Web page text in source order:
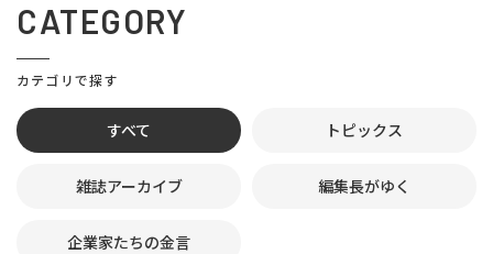
CATEGORY
カテゴリで探す
すべて トピックス
雑誌アーカイブ 編集長がゆく
企業家たちの金言